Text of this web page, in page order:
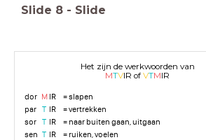
Slide 8 - Slide
Het zijn de werkwoorden van
MTVIR of VTMIR
dor MIR = slapen
par T IR = vertrekken
sor T IR = naar buiten gaan, uitgaan
sen T IR = ruiken, voelen